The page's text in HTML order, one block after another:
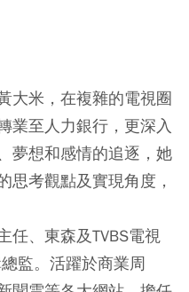
大米，在複雜的電視圈
業至人力銀行，更深入
夢想和感情的追逐，她
思考觀點及實現角度，
任、東森及TVBS電視
監。活躍於商業周